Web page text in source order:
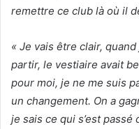
remettre ce club là où il
« Je vais être clair,
partir, le vestiaire avait
pour moi, je ne me suis
un changement. On a
je sais ce qui s’est passé